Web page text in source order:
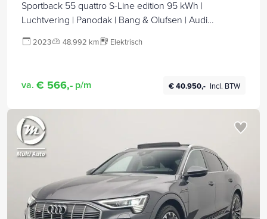
Sportback 55 quattro S-Line edition 95 kWh |
Luchtvering | Panodak | Bang & Olufsen | Audi
Led, Sfeerverlichting, incl. winterset, Navigatie,
2023 48.992 km Elektrisch
va. € 566,- p/m € 40.950,- Incl. BTW